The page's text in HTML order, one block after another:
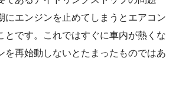
にエンジンを止めてしまうとエアコン
とです。これではすぐに車内が熱くな
を再始動しないとたまったものではあ